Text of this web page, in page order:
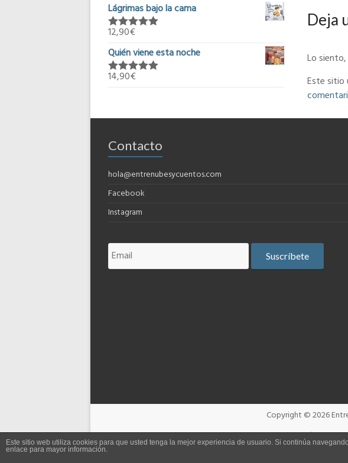
Deja
Lo
Este sitio
Lágrimas bajo la cama
Valorado en
12,90€
Quién viene esta noche
Valorado en
14,90€
Contacto
hola@entrenubesycuentos.com
Facebook
Instagram
Copyright © 2026
Términos y
Este sitio web utiliza cookies para que usted tenga la mejor experiencia de usuario. Si continúa
enlace para mayor información.